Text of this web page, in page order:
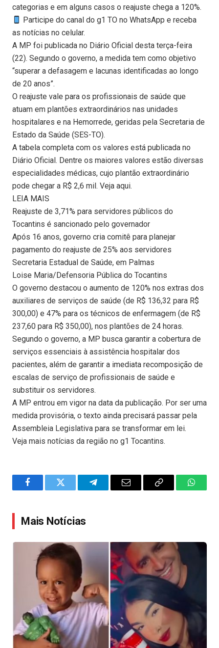
categorias e em alguns casos o reajuste chega a 120%.
Participe do canal do g1 TO no WhatsApp e receba
as notícias no celular.
A MP foi publicada no Diário Oficial desta terça-feira
(22). Segundo o governo, a medida tem como objetivo
“superar a defasagem e lacunas identificadas ao longo
de 20 anos”.
O reajuste vale para os profissionais de saúde que
atuam em plantões extraordinários nas unidades
hospitalares e na Hemorrede, geridas pela Secretaria de
Estado da Saúde (SES-TO).
A tabela completa com os valores está publicada no
Diário Oficial. Dentre os maiores valores estão diversas
especialidades médicas, cujo plantão extraordinário
pode chegar a R$ 2,6 mil. Veja aqui.
LEIA MAIS
Reajuste de 3,71% para servidores públicos do
Tocantins é sancionado pelo governador
Após 16 anos, governo cria comitê para planejar
pagamento do reajuste de 25% aos servidores
Secretaria Estadual de Saúde, em Palmas
Loise Maria/Defensoria Pública do Tocantins
O governo destacou o aumento de 120% nos extras dos
auxiliares de serviços de saúde (de R$ 136,32 para R$
300,00) e 47% para os técnicos de enfermagem (de R$
237,60 para R$ 350,00), nos plantões de 24 horas.
Segundo o governo, a MP busca garantir a cobertura de
serviços essenciais à assistência hospitalar dos
pacientes, além de garantir a imediata recomposição de
escalas de serviço de profissionais de saúde e
substituir os servidores.
A MP entrou em vigor na data da publicação. Por ser uma
medida provisória, o texto ainda precisará passar pela
Assembleia Legislativa para se transformar em lei.
Veja mais notícias da região no g1 Tocantins.
FacebookTwitter TelegramEmail
Copy
Mais Notícias